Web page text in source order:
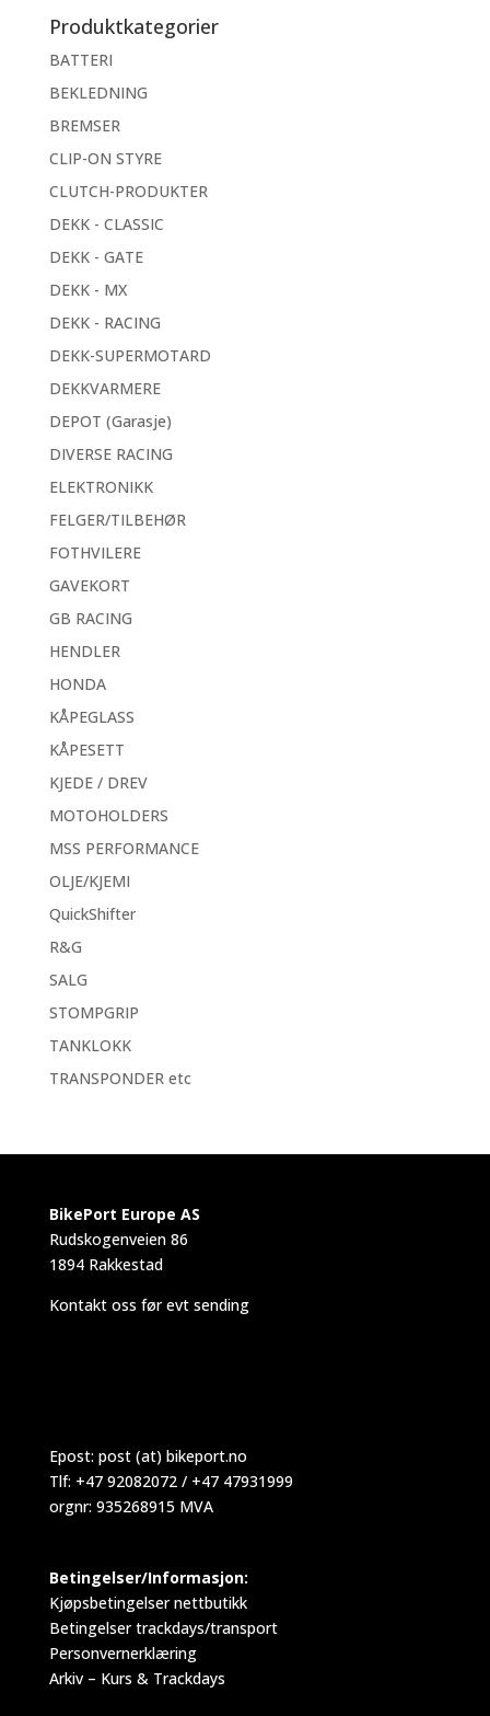
Produktkategorier
BATTERI
BEKLEDNING
BREMSER
CLIP-ON STYRE
CLUTCH-PRODUKTER
DEKK - CLASSIC
DEKK - GATE
DEKK - MX
DEKK - RACING
DEKK-SUPERMOTARD
DEKKVARMERE
DEPOT (Garasje)
DIVERSE RACING
ELEKTRONIKK
FELGER/TILBEHØR
FOTHVILERE
GAVEKORT
GB RACING
HENDLER
HONDA
KÅPEGLASS
KÅPESETT
KJEDE / DREV
MOTOHOLDERS
MSS PERFORMANCE
OLJE/KJEMI
QuickShifter
R&G
SALG
STOMPGRIP
TANKLOKK
TRANSPONDER etc
BikePort Europe AS
Rudskogenveien 86
1894 Rakkestad
Kontakt oss før evt sending
Epost: post (at) bikeport.no
Tlf: +47 92082072 / +47 47931999
orgnr: 935268915 MVA
Betingelser/Informasjon:
Kjøpsbetingelser nettbutikk
Betingelser trackdays/transport
Personvernerklæring
Arkiv – Kurs & Trackdays